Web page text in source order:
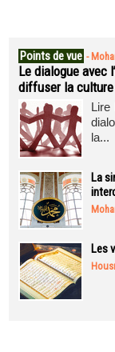
Points de vue -
Le dialogue avec
diffuser la
Lire
la...
La
Les